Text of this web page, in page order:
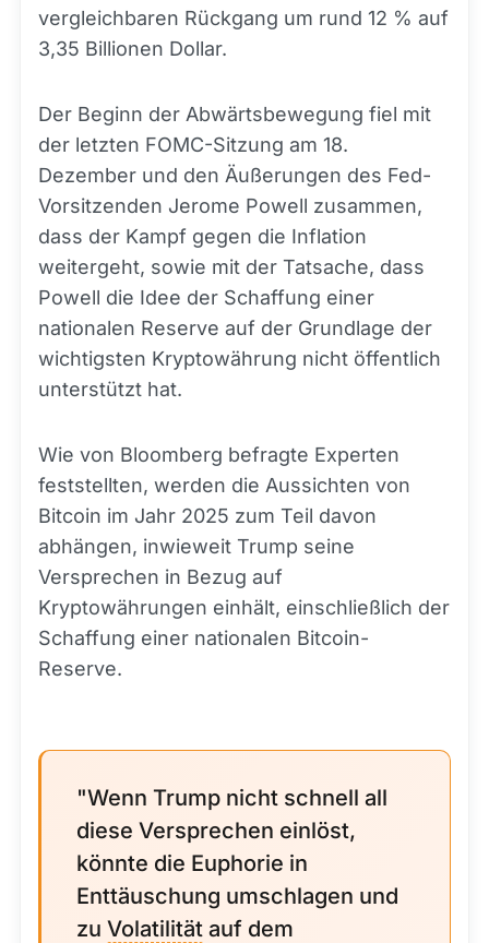
vergleichbaren Rückgang um rund 12 % auf
3,35 Billionen Dollar.
Der Beginn der Abwärtsbewegung fiel mit
der letzten FOMC-Sitzung am 18.
Dezember und den Äußerungen des Fed-
Vorsitzenden Jerome Powell zusammen,
dass der Kampf gegen die Inflation
weitergeht, sowie mit der Tatsache, dass
Powell die Idee der Schaffung einer
nationalen Reserve auf der Grundlage der
wichtigsten Kryptowährung nicht öffentlich
unterstützt hat.
Wie von Bloomberg befragte Experten
feststellten, werden die Aussichten von
Bitcoin im Jahr 2025 zum Teil davon
abhängen, inwieweit Trump seine
Versprechen in Bezug auf
Kryptowährungen einhält, einschließlich der
Schaffung einer nationalen Bitcoin-
Reserve.
"Wenn Trump nicht schnell all
diese Versprechen einlöst,
könnte die Euphorie in
Enttäuschung umschlagen und
zu Volatilität auf dem